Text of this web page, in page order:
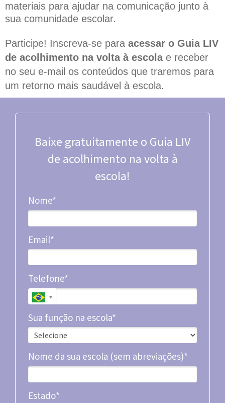
materiais para ajudar na comunicação junto à
sua comunidade escolar.
Participe! Inscreva-se para acessar o Guia LIV
de acolhimento na volta à escolae receber
no seu e-mail os conteúdos que traremos para
um retorno mais saudável à escola.
Baixe gratuitamente o Guia LIV
de acolhimento na volta à
escola!
Nome*
Email*
Telefone*
Sua função na escola*
Nome da sua escola (sem abreviações)*
Estado*